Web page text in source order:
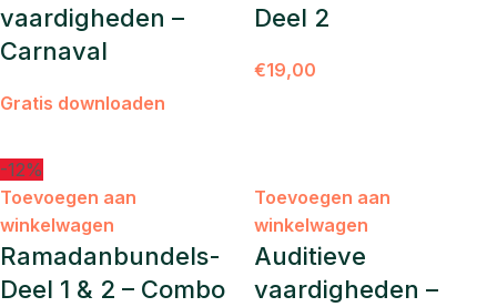
vaardigheden –
Carnaval
Gratis downloaden
Deel 2
€19,00
-12%
Toevoegen aan
winkelwagen
Ramadanbundels-
Deel 1 & 2 – Combo
Toevoegen aan
winkelwagen
Auditieve
vaardigheden –